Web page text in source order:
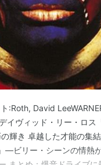
:Roth, David
イヴィッド・リー・ロス
輝き 卓越した才能の集
—ビリー・シーンの情熱